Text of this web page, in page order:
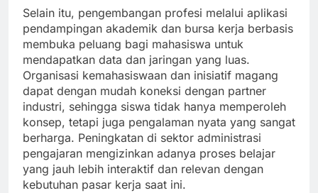
Selain itu, pengembangan profesi melalui aplikasi
pendampingan akademik dan bursa kerja berbasis
membuka peluang bagi mahasiswa untuk
mendapatkan data dan jaringan yang luas.
Organisasi kemahasiswaan dan inisiatif magang
dapat dengan mudah koneksi dengan partner
industri, sehingga siswa tidak hanya memperoleh
konsep, tetapi juga pengalaman nyata yang sangat
berharga. Peningkatan di sektor administrasi
pengajaran mengizinkan adanya proses belajar
yang jauh lebih interaktif dan relevan dengan
kebutuhan pasar kerja saat ini.